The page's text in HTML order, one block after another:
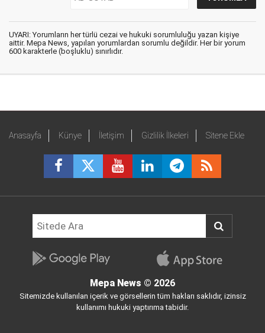
UYARI: Yorumların her türlü cezai ve hukuki sorumluluğu yazan kişiye
aittir. Mepa News, yapılan yorumlardan sorumlu değildir. Her bir yorum
600 karakterle (boşluklu) sınırlıdır.
Anasayfa Künye İletişim Gizlilik İlkeleri Sitene Ekle
Mepa News © 2026
Sitemizde kullanılan içerik ve görsellerin tüm hakları saklıdır, izinsiz
kullanımı hukuki yaptırıma tabidir.